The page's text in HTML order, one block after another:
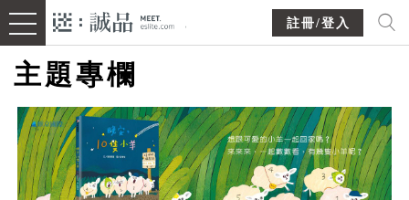
註冊/登入
主題專欄